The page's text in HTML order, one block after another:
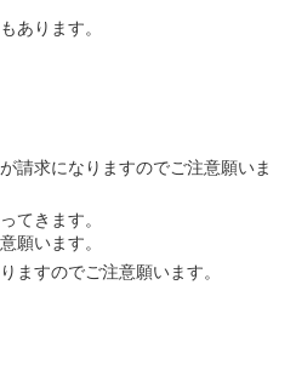
あります。
請求になりますのでご注意願いま
てきます。
願います。
ますのでご注意願います。